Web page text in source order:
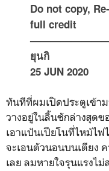
Do not copy,
full credit
ยุนกิ
25 JUN 2020
ทันทีที่ผมเปิดประตูเข้า
วางอยู่ในลิ้นชักล่างสุดข
เอาแป้นเปียโนที่ไหม้ไ
จะเอนตัวนอนบนเตียง
เลย ลมหายใจรุนแรงไ